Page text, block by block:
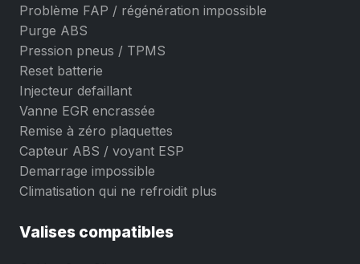
Problème FAP / régénération impossible
Purge ABS
Pression pneus / TPMS
Reset batterie
Injecteur defaillant
Vanne EGR encrassée
Remise à zéro plaquettes
Capteur ABS / voyant ESP
Demarrage impossible
Climatisation qui ne refroidit plus
Valises compatibles